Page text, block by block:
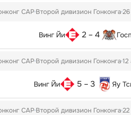
САР Второй дивизион Гонконга
Винг Йи 2 – 4
САР Второй дивизион Гонконга
Винг Йи 5 – 3 Яу
САР Второй дивизион Гонконга